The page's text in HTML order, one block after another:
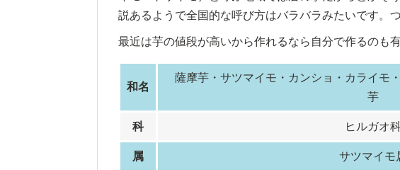
説あるようで全国的な呼び方はバラバラみたいです。
最近は芋の値段が高いから作れるなら自分で作るのも
和名
薩摩芋・サツマイモ・カンショ・カライモ
芋
科 ヒルガオ
属 サツマイモ